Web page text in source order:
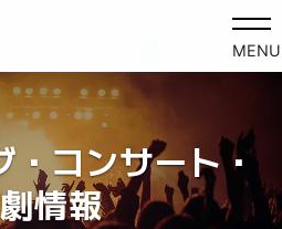
MENU
・コンサート・
情報